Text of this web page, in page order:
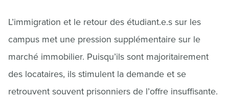
L’immigration et le retour des étudiant.e.s sur les
campus met une pression supplémentaire sur le
marché immobilier. Puisqu’ils sont majoritairement
des locataires, ils stimulent la demande et se
retrouvent souvent prisonniers de l’offre insuffisante.